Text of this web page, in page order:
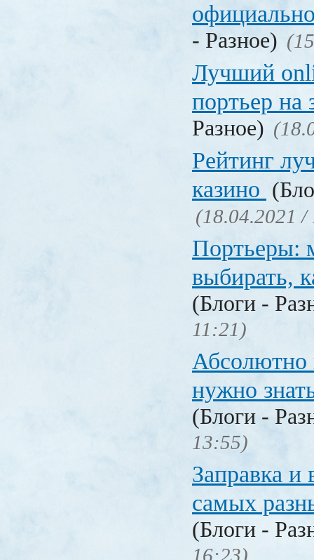
- Разное)
Лучший
портьер на
Разное)
Рейтинг
казино
(18.04.2021 /
Портьеры:
выбирать,
(Блоги -
11:21)
Абсолютно
нужно
(Блоги -
13:55)
Заправка и
самых
(Блоги -
16:23)